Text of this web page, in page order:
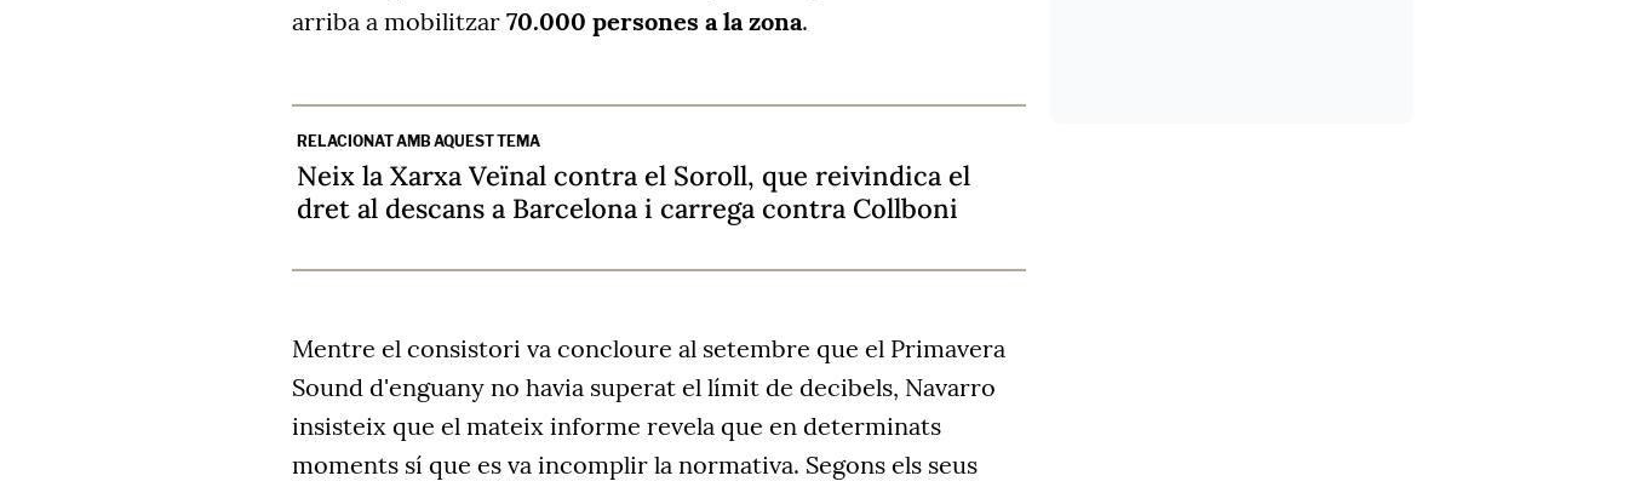
arriba a mobilitzar 70.000 persones a la zona.
RELACIONAT AMB AQUEST TEMA
Neix la Xarxa Veïnal contra el Soroll, que reivindica el
dret al descans a Barcelona i carrega contra Collboni
Mentre el consistori va concloure al setembre que el Primavera
Sound d'enguany no havia superat el límit de decibels, Navarro
insisteix que el mateix informe revela que en determinats
moments sí que es va incomplir la normativa. Segons els seus